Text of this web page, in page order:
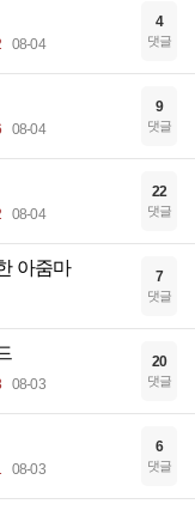
08-04
4
댓글
08-04
9
댓글
08-04
22
댓글
아줌마 7
댓글
08-03
20
댓글
08-03
6
댓글